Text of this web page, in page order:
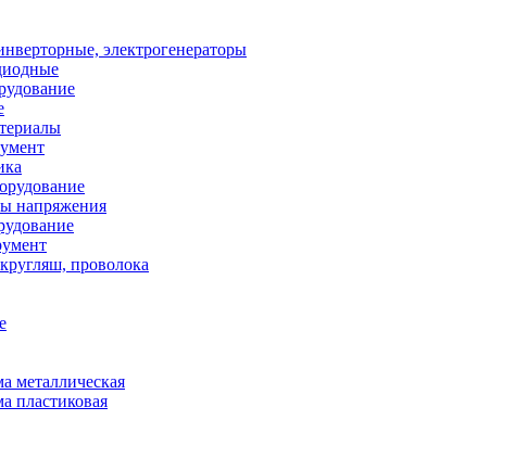
электрогенераторы
напряжения
проволока
металлическая
пластиковая